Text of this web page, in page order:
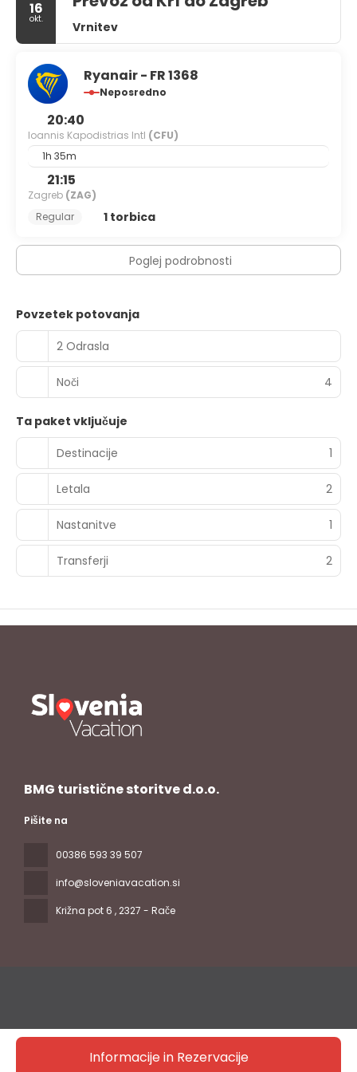
Informacije in Rezervacije
16
okt.
Vrnitev
Ryanair - FR 1368
Neposredno
20:40
Ioannis Kapodistrias Intl (CFU)
1h 35m
21:15
Zagreb (ZAG)
Regular
1 torbica
Poglej podrobnosti
Povzetek potovanja
2 Odrasla
Noči 4
Ta paket vključuje
Destinacije
1
Letala 2
Nastanitve 1
Transferji 2
BMG turistične storitve d.o.o.
Pišite na
00386 593 39 507
info@sloveniavacation.si
Križna pot 6 , 2327 - Rače